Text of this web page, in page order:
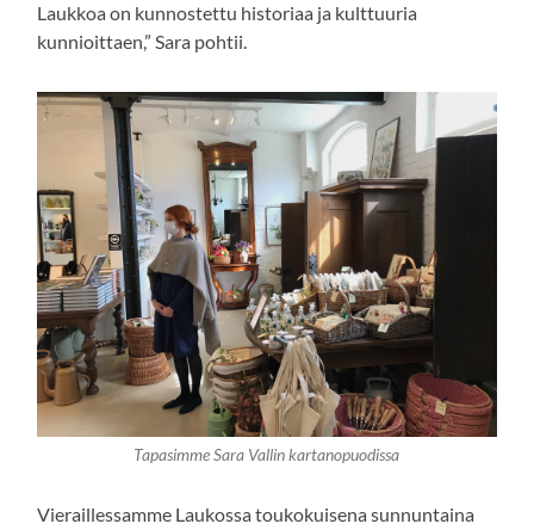
Laukkoa on kunnostettu historiaa ja kulttuuria
kunnioittaen,” Sara pohtii.
Tapasimme Sara Vallin kartanopuodissa
Vieraillessamme Laukossa toukokuisena sunnuntaina